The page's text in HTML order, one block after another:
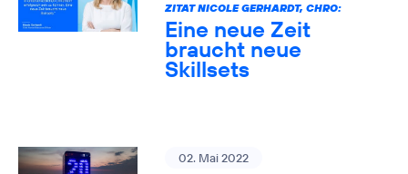
ZITAT NICOLE GERHARDT, CHRO:
Eine neue Zeit
braucht neue
Skillsets
02. Mai 2022